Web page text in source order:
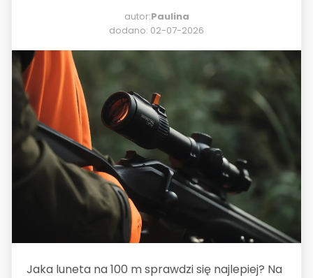
autor:Paulina
dodano: 02-07-2026
Jaka luneta na 100 m sprawdzi się najlepiej? Na